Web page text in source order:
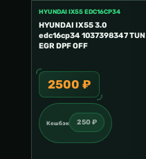
HYUNDAI IX55 EDC16CP34
HYUNDAI IX55 3.0
edc16cp34 1037398347 TUN
EGR DPF OFF
2500 ₽
Кешбэк 250 ₽